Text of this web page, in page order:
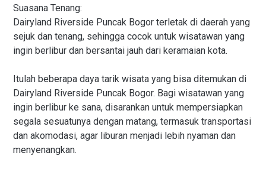
Suasana Tenang:
Dairyland Riverside Puncak Bogor terletak di daerah yang
sejuk dan tenang, sehingga cocok untuk wisatawan yang
ingin berlibur dan bersantai jauh dari keramaian kota.
Itulah beberapa daya tarik wisata yang bisa ditemukan di
Dairyland Riverside Puncak Bogor. Bagi wisatawan yang
ingin berlibur ke sana, disarankan untuk mempersiapkan
segala sesuatunya dengan matang, termasuk transportasi
dan akomodasi, agar liburan menjadi lebih nyaman dan
menyenangkan.